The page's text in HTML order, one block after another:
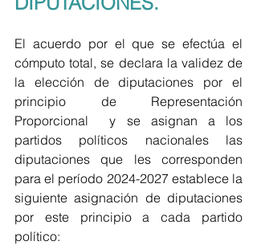
El acuerdo por el que se efectúa el
cómputo total, se declara la validez de
la elección de diputaciones por el
principio de Representación
Proporcional  y se asignan a los
partidos políticos nacionales las
diputaciones que les corresponden
para el período 2024-2027 establece la
siguiente asignación de diputaciones
por este principio a cada partido
político: